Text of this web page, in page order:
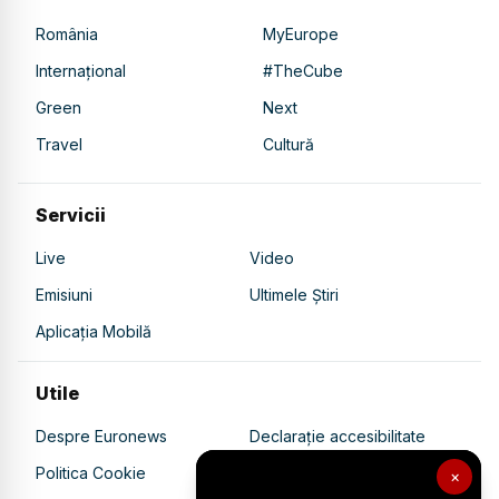
×
România
MyEurope
Internațional
#TheCube
Green
Next
Travel
Cultură
Servicii
Live
Video
Emisiuni
Ultimele Știri
Aplicația Mobilă
Utile
Despre Euronews
Declarație accesibilitate
Politica Cookie
Politica de confidențialitate